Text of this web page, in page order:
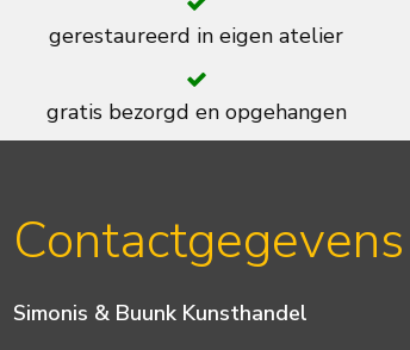
gerestaureerd in eigen atelier
gratis bezorgd en opgehangen
Contactgegevens
Simonis & Buunk Kunsthandel